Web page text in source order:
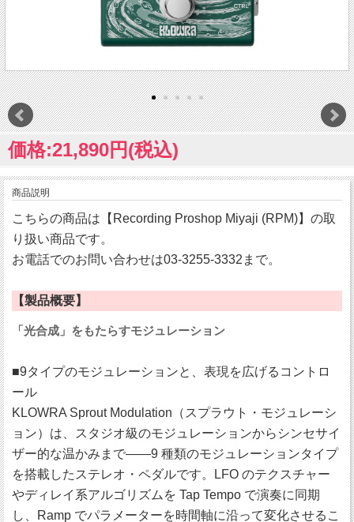
価格:21,890円(税込)
商品説明
こちらの商品は【Recording Proshop Miyaji (RPM)】の取
り扱い商品です。
お電話でのお問い合わせは03-3255-3332まで。
【製品概要】
「光合成」をもたらすモジュレーション
■9タイプのモジュレーションと、表現を広げるコントロ
ール
KLOWRA Sprout Modulation（スプラウト・モジュレーシ
ョン）は、スタジオ級のモジュレーションからシンセサイ
ザー的な温かみまで――9 種類のモジュレーションタイプ
を搭載したステレオ・ペダルです。LFO のテクスチャー
やディレイ系アルゴリズムを Tap Tempo で演奏に同期
し、Ramp でパラメーターを時間軸に沿って変化させるこ